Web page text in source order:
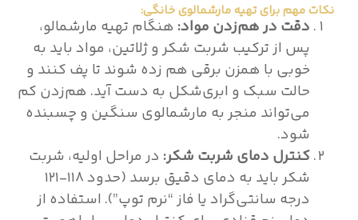
نکات مهم برای تهیه مارشمالوی خانگی:
دقت در هم‌زدن مواد: هنگام تهیه مارشمالو،
پس از ترکیب شربت شکر و ژلاتین، مواد باید به
خوبی با همزن برقی هم زده شوند تا پف کنند و
حالت سبک و ابری‌شکل به دست آید. هم‌زدن کم
می‌تواند منجر به مارشمالوی سنگین و چسبنده
شود.
کنترل دمای شربت شکر: در مراحل اولیه، شربت
شکر باید به دمای دقیق برسد (حدود ۱۱۸-۱۲۱
درجه سانتی‌گراد یا فاز “نرم توپ”). استفاده از